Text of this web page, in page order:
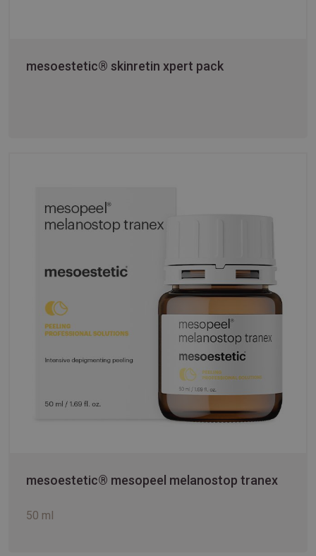
mesoestetic® skinretin xpert pack
mesoestetic® mesopeel melanostop tranex
50 ml